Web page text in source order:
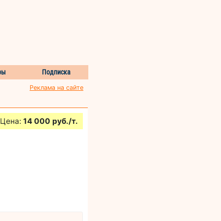
Подписка
Реклама на сайте
Цена: 14 000 руб./т.